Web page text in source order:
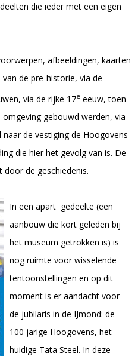
die ieder met een eigen
afbeeldingen, kaarten
de pre-historie, via de
via de rijke 17e eeuw, toen
gebouwd werden, via
de vestiging de Hoogovens
die hier het gevolg van is. De
door de geschiedenis.
In een apart gedeelte (een
aanbouw die kort geleden bij
het museum getrokken is) is
nog ruimte voor wisselende
tentoonstellingen en op dit
moment is er aandacht voor
de jubilaris in de IJmond: de
100 jarige Hoogovens, het
huidige Tata Steel. In deze